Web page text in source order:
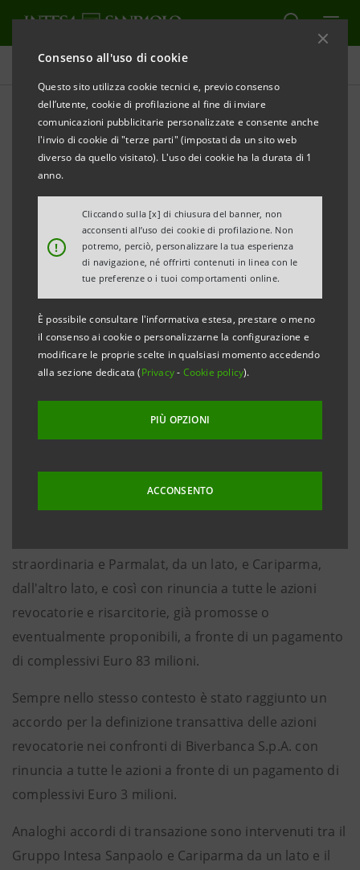
Consenso all'uso di cookie
Questo sito utilizza cookie tecnici e, previo consenso
dell’utente, cookie di profilazione al fine di inviare
comunicazioni pubblicitarie personalizzate e consente anche
l'invio di cookie di "terze parti" (impostati da un sito web
diverso da quello visitato). L'uso dei cookie ha la durata di 1
anno.
!
Cliccando sulla [x] di chiusura del banner, non
acconsenti all’uso dei cookie di profilazione. Non
potremo, perciò, personalizzare la tua esperienza
di navigazione, né offrirti contenuti in linea con le
tue preferenze o i tuoi comportamenti online.
È possibile consultare l'informativa estesa, prestare o meno
il consenso ai cookie o personalizzarne la configurazione e
modificare le proprie scelte in qualsiasi momento accedendo
alla sezione dedicata (Privacy- Cookie policy).
PIÙ OPZIONI
ACCONSENTO
Comunicati stampa
STAMPA AGGIORNA
Raggiunto accordo tra Parmalat e Gruppo Intesa
Sanpaolo
di aver raggiunto in data odierna accordi transattivi
di tutti i reciproci rapporti e pretese comunque
riferibili al periodo antecedente la dichiarazione
d’insolvenza del Gruppo Parmalat (dicembre 2003) e
così con rinuncia a tutte le azioni revocatorie e
risarcitorie già promosse ed eventualmente
proponibili nei confronti del Gruppo Intesa Sanpaolo.
A fronte di tali accordi il Gruppo Intesa Sanpaolo
corrisponderà a Parmalat un importo complessivo di
Nel contempo Parmalat S.p.A. comunica di avere
concluso con Cassa di Risparmio di Parma e Piacenza
S.p.A. ("Cariparma") una transazione di tutti i rapporti
straordinaria e Parmalat, da un lato, e Cariparma,
dall'altro lato, e così con rinuncia a tutte le azioni
revocatorie e risarcitorie, già promosse o
eventualmente proponibili, a fronte di un pagamento
di complessivi Euro 83 milioni.
Sempre nello stesso contesto è stato raggiunto un
accordo per la definizione transattiva delle azioni
revocatorie nei confronti di Biverbanca S.p.A. con
rinuncia a tutte le azioni a fronte di un pagamento di
complessivi Euro 3 milioni.
Analoghi accordi di transazione sono intervenuti tra il
Gruppo Intesa Sanpaolo e Cariparma da un lato e il